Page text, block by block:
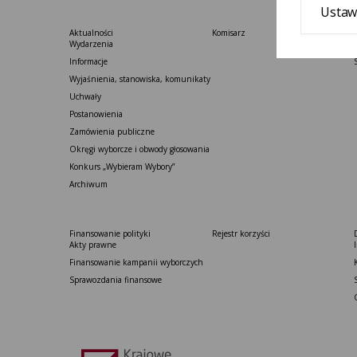
Aktualności
Wydarzenia
Informacje
Wyjaśnienia, stanowiska, komunikaty
Uchwały
Postanowienia
Zamówienia publiczne
Okręgi wyborcze i obwody głosowania
Konkurs „Wybieram Wybory”
Archiwum
Komisarz
Finansowanie polityki
Akty prawne
Finansowanie kampanii wyborczych
Sprawozdania finansowe
Rejestr korzyści